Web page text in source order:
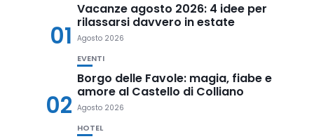
01
Vacanze agosto 2026: 4 idee per
rilassarsi davvero in estate
Agosto 2026
02
EVENTI
Borgo delle Favole: magia, fiabe e
amore al Castello di Colliano
Agosto 2026
HOTEL